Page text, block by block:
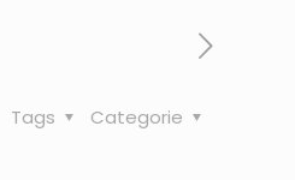
Categorie
Tags